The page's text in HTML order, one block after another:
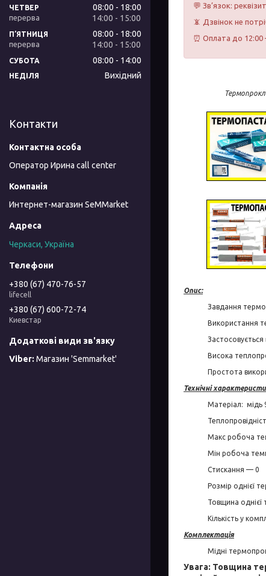
💬 Зв’язок:
📵 Дзвінок не
⏰ Оплата до 12:00
Опис:
Завдання
Використання
Застосовується
Висока
Простота
Технічні
Матеріал: мідь
Макс робоча
Мін робоча
Стискання — 0
Розмір однієї
Товщина
Кількість у
Комплектація
Мідні
Увага: Товщина
ЧЕТВЕР 08:00
18:00
14:00
15:00
ПʼЯТНИЦЯ 08:00
18:00
14:00
15:00
СУБОТА 08:00 14:00
НЕДІЛЯ Вихідний
Контакти
Оператор Ирина call center
Интернет-магазин SeMMarket
Черкаси, Україна
+380 (67) 470-76-57
lifecell
+380 (67) 600-72-74
Киевстар
Магазин 'Semmarket'